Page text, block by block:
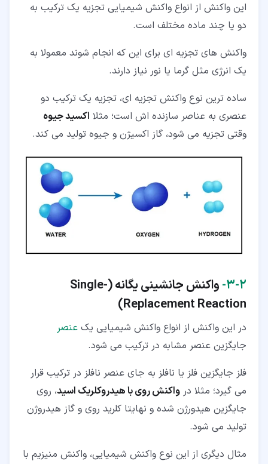
این واکنش از انواع واکنش شیمیایی تجزیه یک ترکیب به
دو یا چند ماده مختلف است.
واکنش های تجزیه ای برای این که انجام شوند معمولا به
یک انرژی مثل گرما یا نور نیاز دارند.
ساده ترین نوع واکنش تجزیه ای، تجزیه یک ترکیب دو
عنصری به عناصر سازنده اش است؛ مثلا اکسید جیوه
وقتی تجزیه می شود، گاز اکسیژن و جیوه تولید می کند.
۲‏-‏۳‏- واکنش جانشینی یگانه (Single-
Replacement Reaction
)
در این واکنش از انواع واکنش شیمیایی یک عنصر
جایگزین عنصر مشابه در ترکیب می شود.
فلز جایگزین فلز یا نافلز به جای عنصر نافلز در ترکیب قرار
می گیرد؛ مثلا در واکنش روی با هیدروکلریک اسید، روی
جایگزین هیدورژن شده و نهایتا کلرید روی و گاز هیدروژن
تولید می شود.
مثال دیگری از این نوع واکنش شیمیایی، واکنش منیزیم با